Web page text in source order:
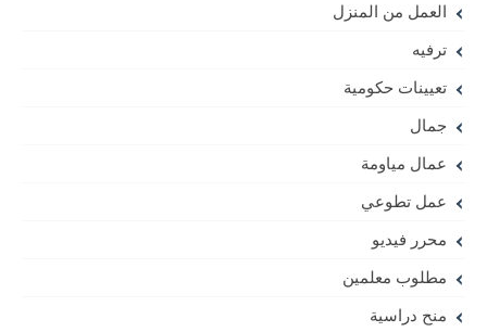
العمل من المنزل
ترفيه
تعيينات حكومية
جمال
عمال مياومة
عمل تطوعي
محرر فيديو
مطلوب معلمين
منح دراسية